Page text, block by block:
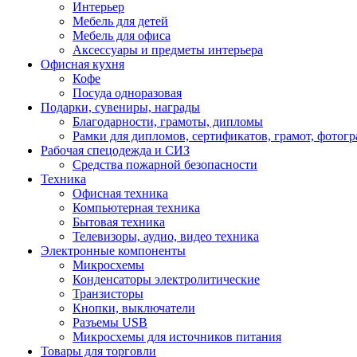
Интерьер
Мебель для детей
Мебель для офиса
Аксессуары и предметы интерьера
Офисная кухня
Кофе
Посуда одноразовая
Подарки, сувениры, награды
Благодарности, грамоты, дипломы
Рамки для дипломов, сертификатов, грамот,
Рабочая спецодежда и СИЗ
Средства пожарной безопасности
Техника
Офисная техника
Компьютерная техника
Бытовая техника
Телевизоры, аудио, видео техника
Электронные компоненты
Микросхемы
Конденсаторы электролитические
Транзисторы
Кнопки, выключатели
Разъемы USB
Микросхемы для источников питания
Товары для торговли